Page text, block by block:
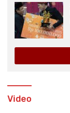
Video